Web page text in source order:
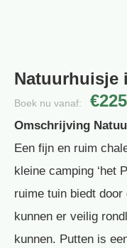
Natuurhuisje
Boek nu vanaf:
Omschrijving
Een fijn en ruim
kleine camping ‘het
ruime tuin biedt
kunnen er veilig
kunnen. Putten is